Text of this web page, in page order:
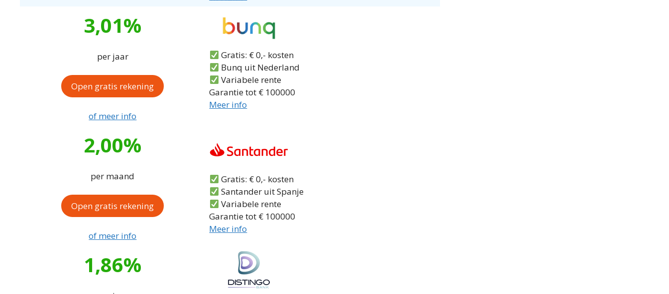
3,01%
per jaar
Open gratis rekening
of meer info
Gratis: € 0,- kosten
Bunq uit Nederland
Variabele rente
Garantie tot € 100000
Meer info
2,00%
per maand
Open gratis rekening
of meer info
Gratis: € 0,- kosten
Santander uit Spanje
Variabele rente
Garantie tot € 100000
Meer info
1,86%